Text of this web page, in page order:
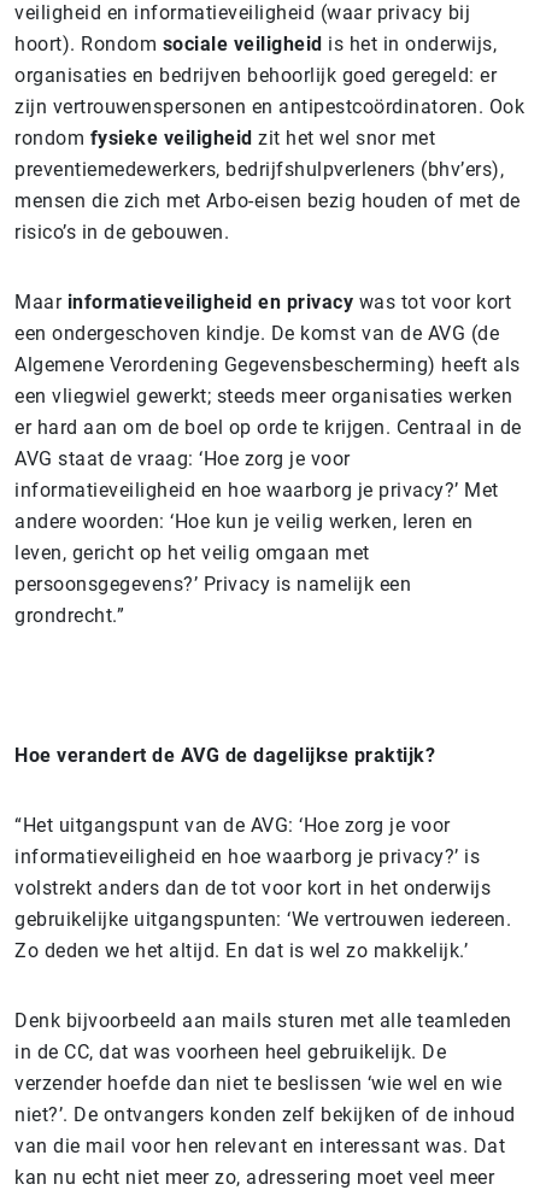
veiligheid en informatieveiligheid (waar privacy bij
hoort). Rondom sociale veiligheid is het in onderwijs,
organisaties en bedrijven behoorlijk goed geregeld: er
zijn vertrouwenspersonen en antipestcoördinatoren. Ook
rondom fysieke veiligheid zit het wel snor met
preventiemedewerkers, bedrijfshulpverleners (bhv’ers),
mensen die zich met Arbo-eisen bezig houden of met de
risico’s in de gebouwen.
Maar informatieveiligheid en privacy was tot voor kort
een ondergeschoven kindje. De komst van de AVG (de
Algemene Verordening Gegevensbescherming) heeft als
een vliegwiel gewerkt; steeds meer organisaties werken
er hard aan om de boel op orde te krijgen. Centraal in de
AVG staat de vraag: ‘Hoe zorg je voor
informatieveiligheid en hoe waarborg je privacy?’ Met
andere woorden: ‘Hoe kun je veilig werken, leren en
leven, gericht op het veilig omgaan met
persoonsgegevens?’ Privacy is namelijk een
grondrecht.”
Hoe verandert de AVG de dagelijkse praktijk?
“Het uitgangspunt van de AVG: ‘Hoe zorg je voor
informatieveiligheid en hoe waarborg je privacy?’ is
volstrekt anders dan de tot voor kort in het onderwijs
gebruikelijke uitgangspunten: ‘We vertrouwen iedereen.
Zo deden we het altijd. En dat is wel zo makkelijk.’
Denk bijvoorbeeld aan mails sturen met alle teamleden
in de CC, dat was voorheen heel gebruikelijk. De
verzender hoefde dan niet te beslissen ‘wie wel en wie
niet?’. De ontvangers konden zelf bekijken of de inhoud
van die mail voor hen relevant en interessant was. Dat
kan nu echt niet meer zo, adressering moet veel meer